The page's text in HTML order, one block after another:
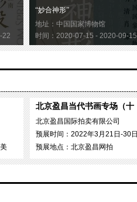
22
“妙合神形”
地址：中国国家博物馆
时间：2020-07-15 - 2020-09-15
北京盈昌当代书画专场（十
北京盈昌国际拍卖有限公司
预展时间：2022年3月21日-30日
预展地点：北京盈昌网拍